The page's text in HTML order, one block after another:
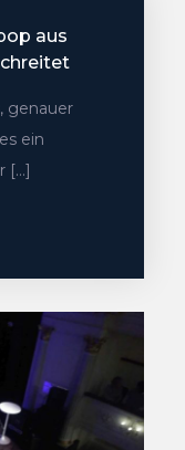
aus
genauer
ein
[…]